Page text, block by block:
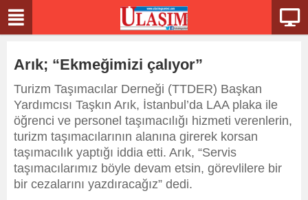
Arık; “Ekmeğimizi çalıyor”
Turizm Taşımacılar Derneği (TTDER) Başkan
Yardımcısı Taşkın Arık, İstanbul’da LAA plaka ile
öğrenci ve personel taşımacılığı hizmeti verenlerin,
turizm taşımacılarının alanına girerek korsan
taşımacılık yaptığı iddia etti. Arık, “Servis
taşımacılarımız böyle devam etsin, görevlilere bir
bir cezalarını yazdıracağız” dedi.